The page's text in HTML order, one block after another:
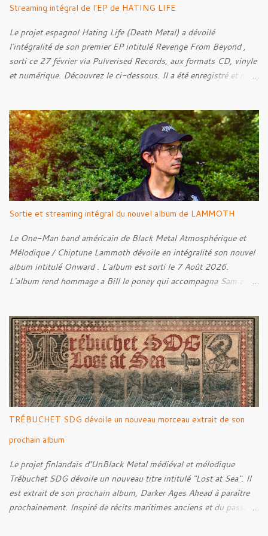
Streaming intégral de l'EP de HATING LIFE
Le projet espagnol Hating Life (Death Metal) a dévoilé
l'intégralité de son premier EP intitulé Revenge From Beyond ,
sorti ce 27 février via Pulverised Records, aux formats CD, vinyle
et numérique. Découvrez le ci-dessous. Il a été enregistré et mixé
Rebellion Against The Vile 05. Revenge From Beyond 06. The
Sense Of Fear
Sortie et streaming intégral du nouvel album de LAMMOTH
Le One-Man band américain de Black Metal Atmosphérique et
Mélodique / Chiptune Lammoth dévoile en intégralité son nouvel
album intitulé Onward . L'album est sorti le 7 Août 2026.
L'album rend hommage a Bill le poney qui accompagna Sam et
Half-Starved Pony 02. To Be Free (Bill) 03. A Gardener - 04:05
04. Farewell, Good Beast of Burden 05. A Fox Passing Through
the Woods on Business of Their Own 06. The Road to Bree 07.
We Were Born to Suffer 08. Horsethieving 09. A Final Parting
Onward de Lammoth
TRÉBUCHET SDG dévoile un nouveau morceau extrait de son
prochain album
Le projet finlandais d’UnBlack Metal médiéval et mélodique
Trébuchet SDG dévoile un nouveau titre intitulé "Lost at Sea". Il
est extrait de son prochain album, Darker Ages Ahead à paraître
prochainement. Inspiré de récits maritimes anciens et du passage